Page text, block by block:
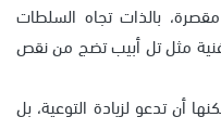
مقصرة، بالذات تجاه السلطات
غنية مثل تل أبيب تضج من نقص
أن تدعو لزيادة التوعية، بل